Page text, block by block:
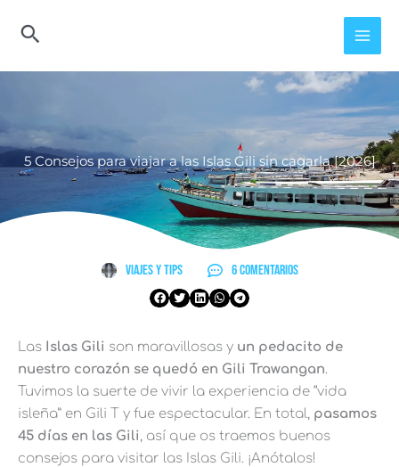
5 Consejos para viajar a las Islas Gili sin cagarla [2026]
Viajes y Tips 6 comentarios
Las Islas Gili son maravillosas y un pedacito de
nuestro corazón se quedó en Gili Trawangan.
Tuvimos la suerte de vivir la experiencia de “vida
isleña” en Gili T y fue espectacular. En total, pasamos
45 días en las Gili, así que os traemos buenos
consejos para visitar las Islas Gili. ¡Anótalos!